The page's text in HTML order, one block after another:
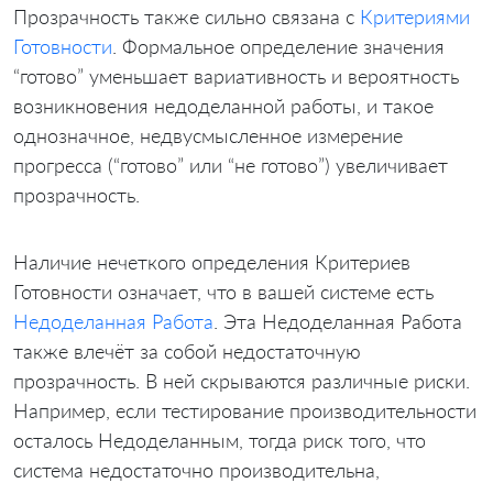
Прозрачность также сильно связана с Критериями
Готовности . Формальное определение значения
“готово” уменьшает вариативность и вероятность
возникновения недоделанной работы, и такое
однозначное, недвусмысленное измерение
прогресса (“готово” или “не готово”) увеличивает
прозрачность.
Наличие нечеткого определения Критериев
Готовности означает, что в вашей системе есть
Недоделанная Работа . Эта Недоделанная Работа
также влечёт за собой недостаточную
прозрачность. В ней скрываются различные риски.
Например, если тестирование производительности
осталось Недоделанным, тогда риск того, что
система недостаточно производительна,